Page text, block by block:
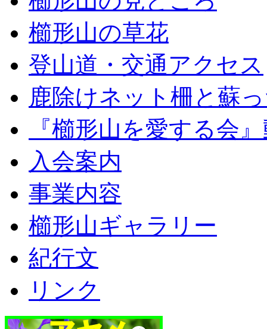
櫛形山の草花
登山道・交通アクセス
鹿除けネット柵と蘇
『櫛形山を愛する会
入会案内
事業内容
櫛形山ギャラリー
紀行文
リンク